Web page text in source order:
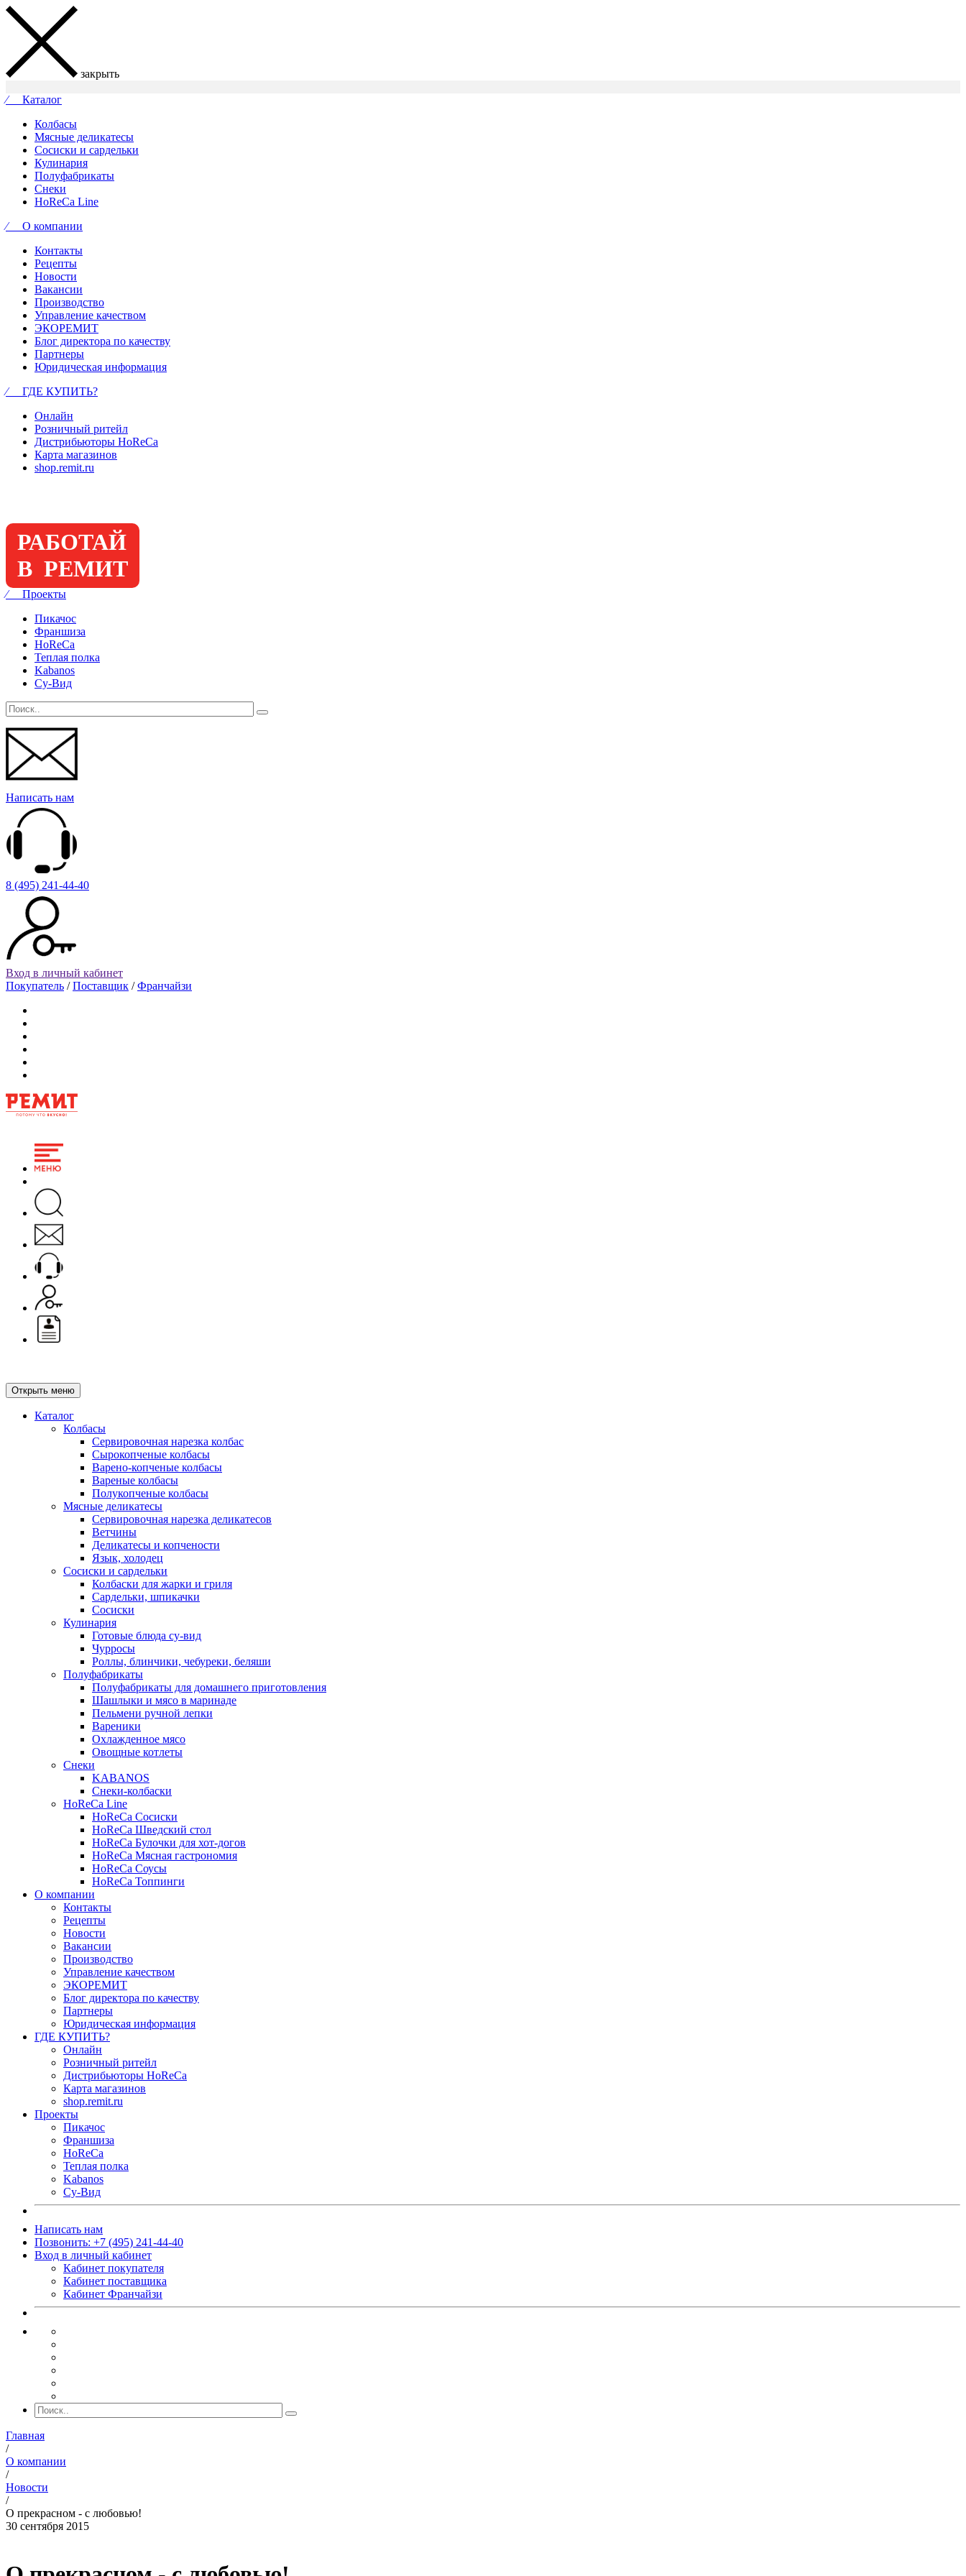
закрыть
⁄ Каталог
Колбасы
Мясные деликатесы
Сосиски и сардельки
Кулинария
Полуфабрикаты
Снеки
HoReCa Line
⁄ О компании
Контакты
Рецепты
Новости
Вакансии
Производство
Управление качеством
ЭКОРЕМИТ
Блог директора по качеству
Партнеры
Юридическая информация
⁄ ГДЕ КУПИТЬ?
Онлайн
Розничный ритейл
Дистрибьюторы HoReCa
Карта магазинов
shop.remit.ru
РАБОТАЙ
В РЕМИТ
⁄ Проекты
Пикачос
Франшиза
HoReCa
Теплая полка
Kabanos
Су-Вид
Написать нам
8 (495) 241-44-40
Вход в личный кабинет
Покупатель /Поставщик /Франчайзи
Открыть меню
Каталог
Колбасы
Сервировочная нарезка колбас
Сырокопченые колбасы
Варено-копченые колбасы
Вареные колбасы
Полукопченые колбасы
Мясные деликатесы
Сервировочная нарезка деликатесов
Ветчины
Деликатесы и копчености
Язык, холодец
Сосиски и сардельки
Колбаски для жарки и гриля
Сардельки, шпикачки
Сосиски
Кулинария
Готовые блюда су-вид
Чурросы
Роллы, блинчики, чебуреки, беляши
Полуфабрикаты
Полуфабрикаты для домашнего приготовления
Шашлыки и мясо в маринаде
Пельмени ручной лепки
Вареники
Охлажденное мясо
Овощные котлеты
Снеки
KABANOS
Снеки-колбаски
HoReCa Line
HoReCa Сосиски
HoReCa Шведский стол
HoReCa Булочки для хот-догов
HoReCa Мясная гастрономия
HoReCa Соусы
HoReCa Топпинги
О компании
Контакты
Рецепты
Новости
Вакансии
Производство
Управление качеством
ЭКОРЕМИТ
Блог директора по качеству
Партнеры
Юридическая информация
ГДЕ КУПИТЬ?
Онлайн
Розничный ритейл
Дистрибьюторы HoReCa
Карта магазинов
shop.remit.ru
Проекты
Пикачос
Франшиза
HoReCa
Теплая полка
Kabanos
Су-Вид
Написать нам
Позвонить: +7 (495) 241-44-40
Вход в личный кабинет
Кабинет покупателя
Кабинет поставщика
Кабинет Франчайзи
Главная
/
О компании
/
Новости
/
О прекрасном - с любовью!
30 сентября 2015